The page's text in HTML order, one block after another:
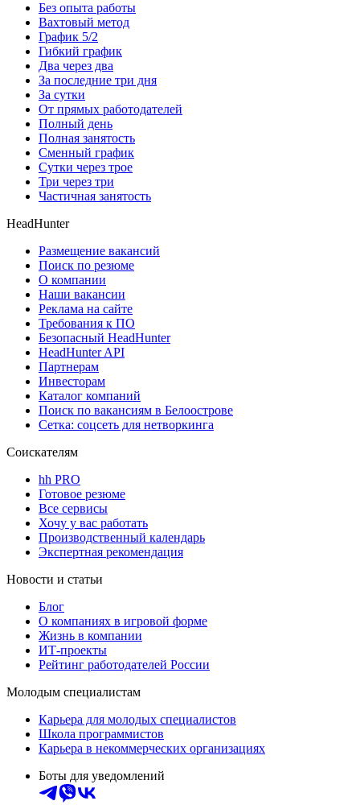
Без опыта работы
Вахтовый метод
График 5/2
Гибкий график
Два через два
За последние три дня
За сутки
От прямых работодателей
Полный день
Полная занятость
Сменный график
Сутки через трое
Три через три
Частичная занятость
HeadHunter
Размещение вакансий
Поиск по резюме
О компании
Наши вакансии
Реклама на сайте
Требования к ПО
Безопасный HeadHunter
HeadHunter API
Партнерам
Инвесторам
Каталог компаний
Поиск по вакансиям в Белоострове
Сетка: соцсеть для нетворкинга
Соискателям
hh PRO
Готовое резюме
Все сервисы
Хочу у вас работать
Производственный календарь
Экспертная рекомендация
Новости и статьи
Блог
О компаниях в игровой форме
Жизнь в компании
ИТ-проекты
Рейтинг работодателей России
Молодым специалистам
Карьера для молодых специалистов
Школа программистов
Карьера в некоммерческих организациях
Боты для уведомлений